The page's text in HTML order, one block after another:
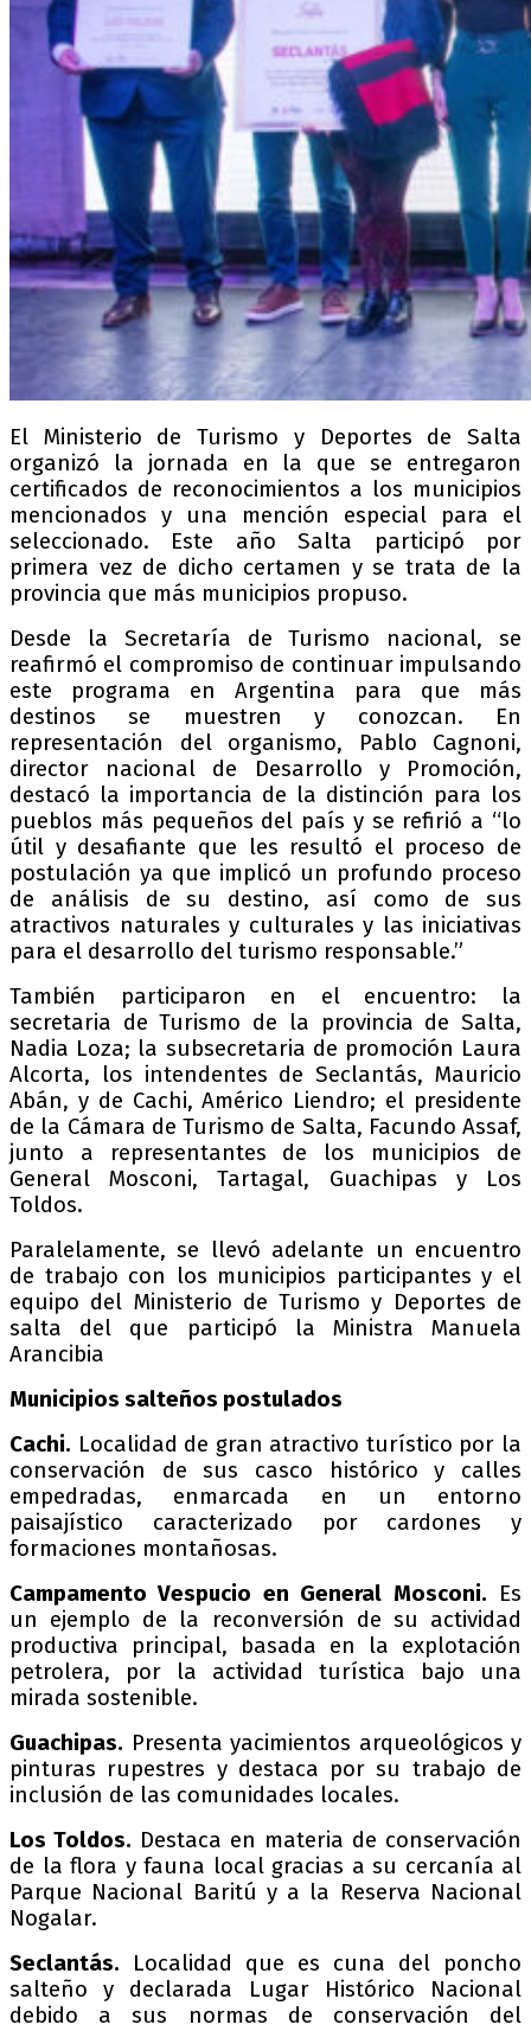
El Ministerio de Turismo y Deportes de Salta
organizó la jornada en la que se entregaron
certificados de reconocimientos a los municipios
mencionados y una mención especial para el
seleccionado. Este año Salta participó por
primera vez de dicho certamen y se trata de la
provincia que más municipios propuso.
Desde la Secretaría de Turismo nacional, se
reafirmó el compromiso de continuar impulsando
este programa en Argentina para que más
destinos se muestren y conozcan. En
representación del organismo, Pablo Cagnoni,
director nacional de Desarrollo y Promoción,
destacó la importancia de la distinción para los
pueblos más pequeños del país y se refirió a “lo
útil y desafiante que les resultó el proceso de
postulación ya que implicó un profundo proceso
de análisis de su destino, así como de sus
atractivos naturales y culturales y las iniciativas
para el desarrollo del turismo responsable.”
También participaron en el encuentro: la
secretaria de Turismo de la provincia de Salta,
Nadia Loza; la subsecretaria de promoción Laura
Alcorta, los intendentes de Seclantás, Mauricio
Abán, y de Cachi, Américo Liendro; el presidente
de la Cámara de Turismo de Salta, Facundo Assaf,
junto a representantes de los municipios de
General Mosconi, Tartagal, Guachipas y Los
Toldos.
Paralelamente, se llevó adelante un encuentro
de trabajo con los municipios participantes y el
equipo del Ministerio de Turismo y Deportes de
salta del que participó la Ministra Manuela
Arancibia
Municipios salteños postulados
Cachi. Localidad de gran atractivo turístico por la
conservación de sus casco histórico y calles
empedradas, enmarcada en un entorno
paisajístico caracterizado por cardones y
formaciones montañosas.
Campamento Vespucio en General Mosconi. Es
un ejemplo de la reconversión de su actividad
productiva principal, basada en la explotación
petrolera, por la actividad turística bajo una
mirada sostenible.
Guachipas. Presenta yacimientos arqueológicos y
pinturas rupestres y destaca por su trabajo de
inclusión de las comunidades locales.
Los Toldos. Destaca en materia de conservación
de la flora y fauna local gracias a su cercanía al
Parque Nacional Baritú y a la Reserva Nacional
Nogalar.
Seclantás. Localidad que es cuna del poncho
salteño y declarada Lugar Histórico Nacional
debido a sus normas de conservación del